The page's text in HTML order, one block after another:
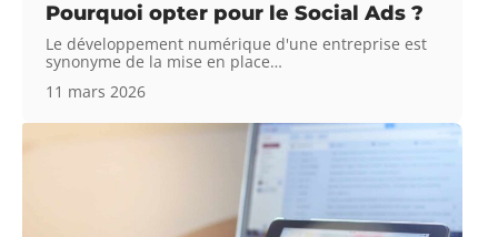
Pourquoi opter pour le Social Ads ?
Le développement numérique d'une entreprise est
synonyme de la mise en place…
11 mars 2026